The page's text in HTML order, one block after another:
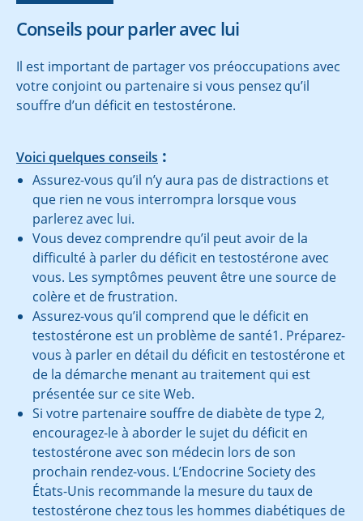
Conseils pour parler avec lui
Il est important de partager vos préoccupations avec
votre conjoint ou partenaire si vous pensez qu’il
souffre d’un déficit en testostérone.
Voici quelques conseils :
Assurez-vous qu’il n’y aura pas de distractions et
que rien ne vous interrompra lorsque vous
parlerez avec lui.
Vous devez comprendre qu’il peut avoir de la
difficulté à parler du déficit en testostérone avec
vous. Les symptômes peuvent être une source de
colère et de frustration.
Assurez-vous qu’il comprend que le déficit en
testostérone est un problème de santé1. Préparez-
vous à parler en détail du déficit en testostérone et
de la démarche menant au traitement qui est
présentée sur ce site Web.
Si votre partenaire souffre de diabète de type 2,
encouragez-le à aborder le sujet du déficit en
testostérone avec son médecin lors de son
prochain rendez-vous. L’Endocrine Society des
États-Unis recommande la mesure du taux de
testostérone chez tous les hommes diabétiques de